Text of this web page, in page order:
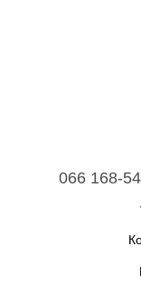
066 168-